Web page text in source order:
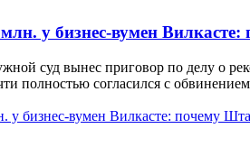
у бизнес-вумен
суд вынес приговор по делу о
полностью согласился с